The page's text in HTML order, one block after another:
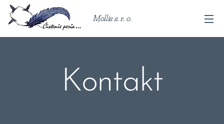
Mollis s. r. o.
Kontakt